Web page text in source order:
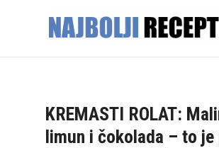
KREMASTI ROLAT:
limun i čokolada – to je